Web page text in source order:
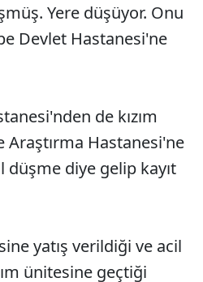
Yere düşüyor. Onu
Devlet Hastanesi'ne
de kızım
Araştırma Hastanesi'ne
düşme diye gelip kayıt
yatış verildiği ve acil
ünitesine geçtiği